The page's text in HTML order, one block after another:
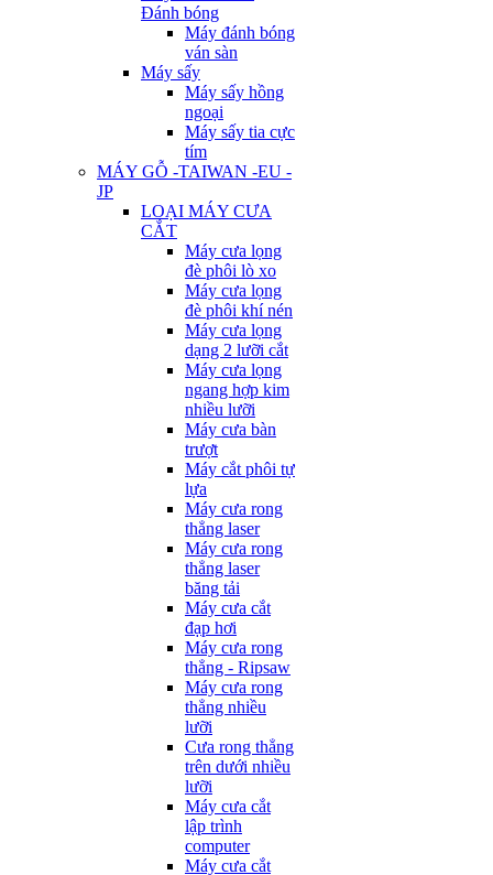
Đánh bóng
Máy đánh bóng
ván sàn
Máy sấy
Máy sấy hồng
ngoại
Máy sấy tia cực
tím
MÁY GỖ -TAIWAN -EU -
JP
LOẠI MÁY CƯA
CẮT
Máy cưa lọng
đè phôi lò xo
Máy cưa lọng
đè phôi khí nén
Máy cưa lọng
dạng 2 lưỡi cắt
Máy cưa lọng
ngang hợp kim
nhiều lưỡi
Máy cưa bàn
trượt
Máy cắt phôi tự
lựa
Máy cưa rong
thẳng laser
Máy cưa rong
thẳng laser
băng tải
Máy cưa cắt
đạp hơi
Máy cưa rong
thẳng - Ripsaw
Máy cưa rong
thẳng nhiều
lưỡi
Cưa rong thẳng
trên dưới nhiều
lưỡi
Máy cưa cắt
lập trình
computer
Máy cưa cắt